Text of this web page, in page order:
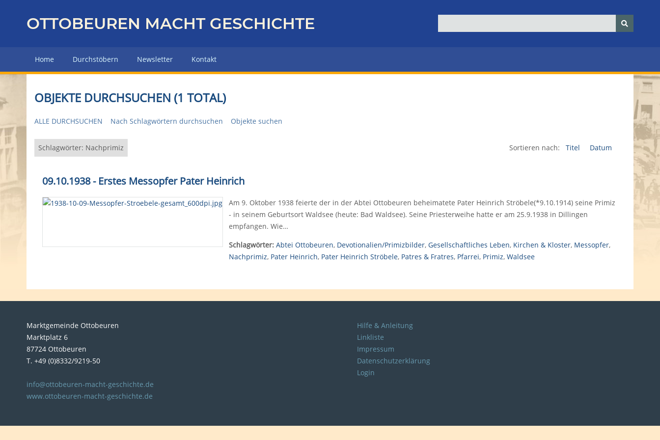
z
r
H
u
p
e
OTTOBEUREN MACHT GESCHICHTE
Home Durchstöbern Newsletter Kontakt
OBJEKTE DURCHSUCHEN (1 TOTAL)
ALLE DURCHSUCHEN Nach Schlagwörtern durchsuchen Objekte suchen
Schlagwörter: Nachprimiz Sortieren nach: Titel Datum
09.10.1938 - Erstes Messopfer Pater Heinrich
Am 9. Oktober 1938 feierte der in der Abtei Ottobeuren beheimatete Pater Heinrich Ströbele(*9.10.1914) seine Primiz
- in seinem Geburtsort Waldsee (heute: Bad Waldsee). Seine Priesterweihe hatte er am 25.9.1938 in Dillingen
empfangen. Wie…
Schlagwörter: Abtei Ottobeuren, Devotionalien/Primizbilder, Gesellschaftliches Leben, Kirchen & Kloster, Messopfer,
Nachprimiz, Pater Heinrich, Pater Heinrich Ströbele, Patres & Fratres, Pfarrei, Primiz, Waldsee
Marktgemeinde Ottobeuren
Marktplatz 6
87724 Ottobeuren
T. +49 (0)8332/9219-50
info@ottobeuren-macht-geschichte.de
www.ottobeuren-macht-geschichte.de
Hilfe & Anleitung
Linkliste
Impressum
Datenschutzerklärung
Login